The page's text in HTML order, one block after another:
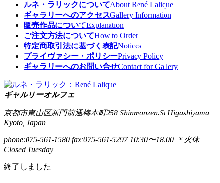
ルネ・ラリックについてAbout René Lalique
ギャラリーへのアクセスGallery Information
販売作品についてExplanation
ご注文方法についてHow to Order
特定商取引法に基づく表記Notices
プライヴァシー・ポリシーPrivacy Policy
ギャラリーへのお問い合せContact for Gallery
ギャルリーオルフェ
京都市東山区新門前通梅本町258 Shinmonzen.St Higashiyama
Kyoto, Japan
phone:075-561-1580 fax:075-561-5297 10:30〜18:00 ＊火休
Closed Tuesday
終了しました